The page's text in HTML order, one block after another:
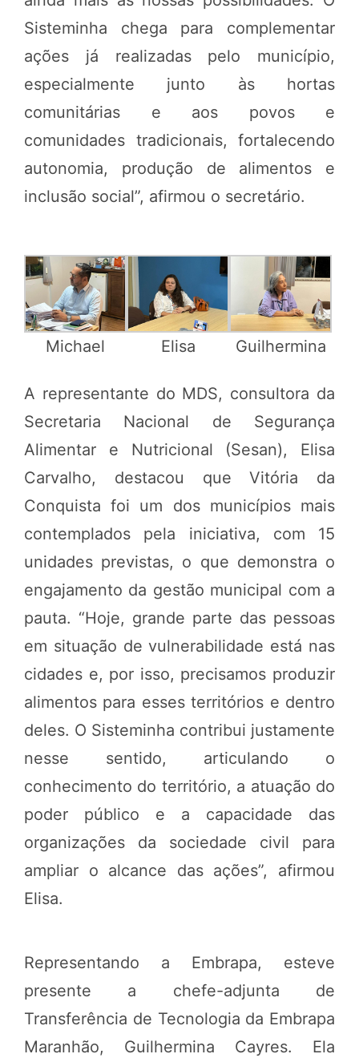
Sisteminha chega para complementar
ações já realizadas pelo município,
especialmente junto às hortas
comunitárias e aos povos e
comunidades tradicionais, fortalecendo
autonomia, produção de alimentos e
inclusão social”, afirmou o secretário.
Michael Elisa Guilhermina
A representante do MDS, consultora da
Secretaria Nacional de Segurança
Alimentar e Nutricional (Sesan), Elisa
Carvalho, destacou que Vitória da
Conquista foi um dos municípios mais
contemplados pela iniciativa, com 15
unidades previstas, o que demonstra o
engajamento da gestão municipal com a
pauta. “Hoje, grande parte das pessoas
em situação de vulnerabilidade está nas
cidades e, por isso, precisamos produzir
alimentos para esses territórios e dentro
deles. O Sisteminha contribui justamente
nesse sentido, articulando o
conhecimento do território, a atuação do
poder público e a capacidade das
organizações da sociedade civil para
ampliar o alcance das ações”, afirmou
Elisa.
Representando a Embrapa, esteve
presente a chefe-adjunta de
Transferência de Tecnologia da Embrapa
Maranhão, Guilhermina Cayres. Ela